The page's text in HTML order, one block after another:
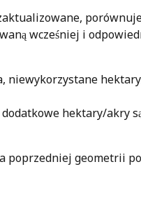
wcześniej i
niewykorzystane
hektary/akry
poprzedniej geometrii